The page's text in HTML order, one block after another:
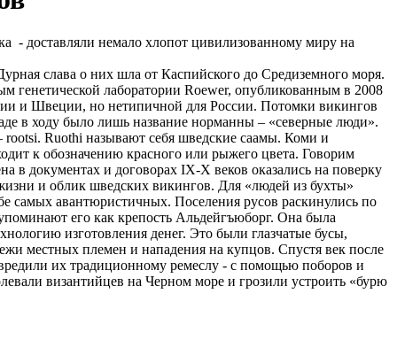
- доставляли немало хлопот цивилизованному миру на
слава о них шла от Каспийского до Средиземного моря.
лаборатории Roewer, опубликованным в 2008
и Швеции, но нетипичной для России. Потомки викингов
в ходу было лишь название норманны – «северные люди».
Ruothi называют себя шведские саамы. Коми и
к обозначению красного или рыжего цвета. Говорим
в документах и договорах IX-X веков оказались на поверку
и облик шведских викингов. Для «людей из бухты»
самых авантюристичных. Поселения русов раскинулись по
его как крепость Альдейгъюборг. Она была
изготовления денег. Это были глазчатые бусы,
местных племен и нападения на купцов. Спустя век после
их традиционному ремеслу - с помощью поборов и
византийцев на Черном море и грозили устроить «бурю